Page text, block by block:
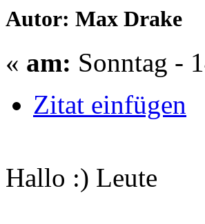
Autor: Max Drake
« am: Sonntag -
Zitat einfügen
Hallo :) Leute